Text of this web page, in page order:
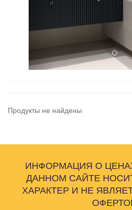
Продукты не найдены
ИНФОРМАЦИЯ О
ДАННОМ САЙТЕ
ХАРАКТЕР И НЕ